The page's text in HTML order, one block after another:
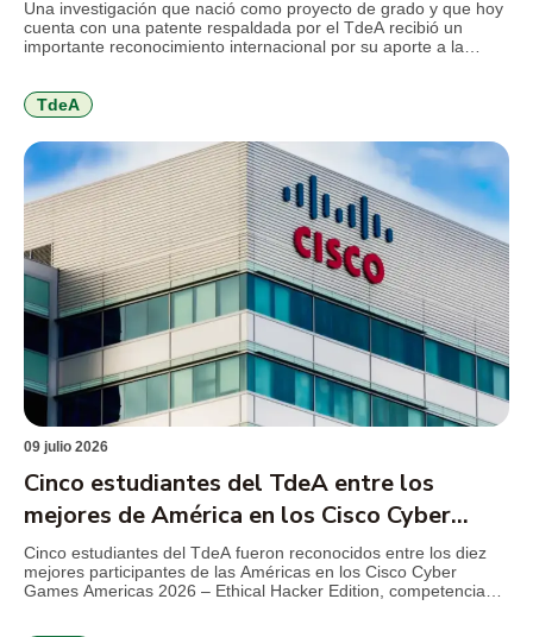
Una investigación que nació como proyecto de grado y que hoy
cuenta con una patente respaldada por el TdeA recibió un
importante reconocimiento internacional por su aporte a la
elaborado a partir de la cáscara de cacao, una […]
TdeA
09 julio 2026
Cinco estudiantes del TdeA entre los
mejores de América en los Cisco Cyber
Games 2026
Cinco estudiantes del TdeA fueron reconocidos entre los diez
mejores participantes de las Américas en los Cisco Cyber
Games Americas 2026 – Ethical Hacker Edition, competencia